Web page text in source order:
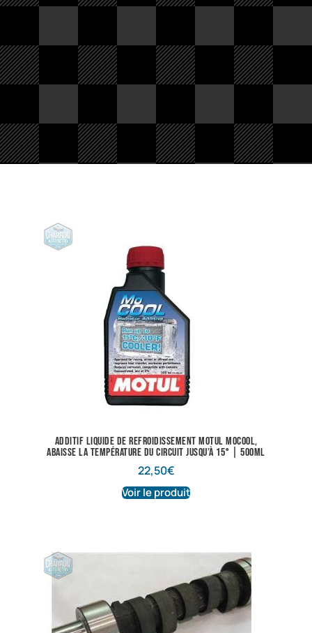
Additif liquide de refroidissement Motul Mocool,
abaisse la température du circuit jusqu’à 15° | 500ml
22,50€
Voir le produit